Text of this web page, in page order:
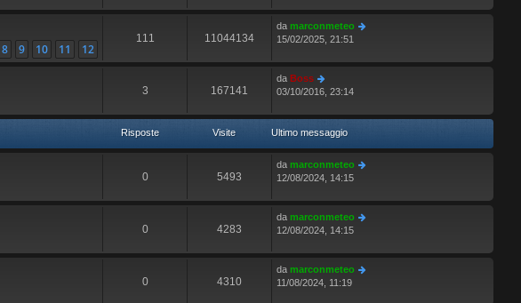
8 9 10 11 12
111 11044134
da marconmeteo
15/02/2025, 21:51
3 167141
da Boss
03/10/2016, 23:14
Risposte Visite Ultimo messaggio
0 5493
da marconmeteo
12/08/2024, 14:15
0 4283
da marconmeteo
12/08/2024, 14:15
0 4310
da marconmeteo
11/08/2024, 11:19